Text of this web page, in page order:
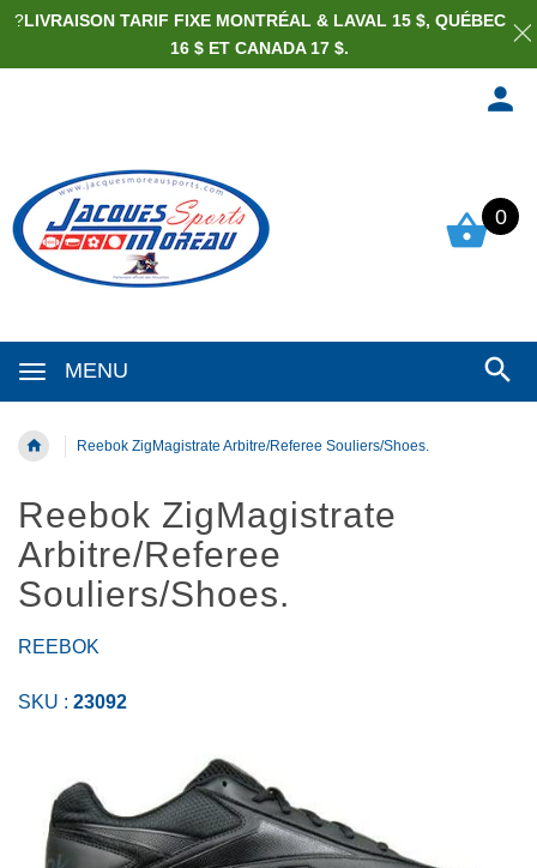
MENU
0
Reebok ZigMagistrate Arbitre/Referee Souliers/Shoes.
Reebok ZigMagistrate
Arbitre/Referee
Souliers/Shoes.
REEBOK
SKU : 23092
?LIVRAISON TARIF FIXE MONTRÉAL & LAVAL 15 $, QUÉBEC
16 $ ET CANADA 17 $.